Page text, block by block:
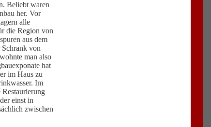
Beliebt waren
her. Vor
alle
die Region von
aus dem
Schrank von
man also
hat
im Haus zu
Im
einst in
zwischen